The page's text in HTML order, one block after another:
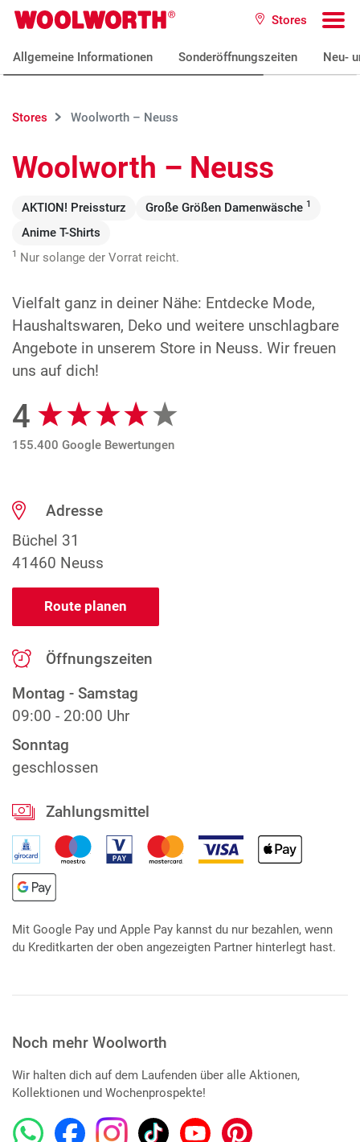
Zum Hauptinhalt
Woolworth GmbH Stores
Allgemeine Informationen Sonderöffnungszeiten Neu-
Stores Woolworth – Neuss
Woolworth – Neuss
AKTION! Preissturz Große Größen Damenwäsche 1
Anime T-Shirts
1 Nur solange der Vorrat reicht.
Vielfalt ganz in deiner Nähe: Entdecke Mode,
Haushaltswaren, Deko und weitere unschlagbare
Angebote in unserem Store in Neuss. Wir freuen
uns auf dich!
Google Bewertungen
4
155.400 Google Bewertungen
Adresse
Büchel 31
41460 Neuss
Route planen
Öffnungszeiten
Montag - Samstag
09:00 - 20:00 Uhr
Sonntag
geschlossen
Zahlungsmittel
Mit Google Pay und Apple Pay kannst du nur bezahlen, wenn
du Kreditkarten der oben angezeigten Partner hinterlegt hast.
Noch mehr Woolworth
Wir halten dich auf dem Laufenden über alle Aktionen,
Kollektionen und Wochenprospekte!